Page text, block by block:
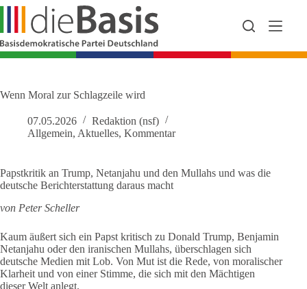
Zum
springen
Wenn Moral zur Schlagzeile wird
07.05.2026
Redaktion (nsf)
Allgemein, Aktuelles, Kommentar
Papstkritik an Trump, Netanjahu und den Mullahs und was die
deutsche Berichterstattung daraus macht
von Peter Scheller
Kaum äußert sich ein Papst kritisch zu Donald Trump, Benjamin
Netanjahu oder den iranischen Mullahs, überschlagen sich
deutsche Medien mit Lob. Von Mut ist die Rede, von moralischer
Klarheit und von einer Stimme, die sich mit den Mächtigen
dieser Welt anlegt.